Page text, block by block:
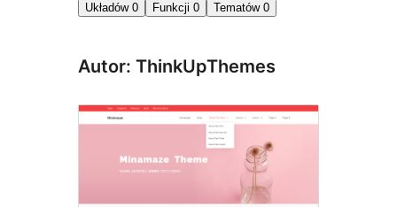
Układów 0 Funkcji 0 Tematów 0
Autor: ThinkUpThemes